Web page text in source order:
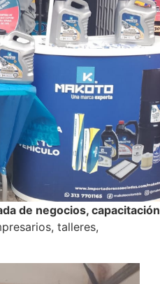
de negocios, capacitación
talleres,